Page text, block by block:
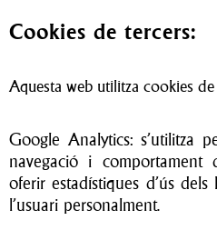
Cookies de tercers:
Aquesta web utilitza cookies de
Google Analytics: s’utilitza
navegació i comportament
oferir estadístiques d’ús
l’usuari personalment.